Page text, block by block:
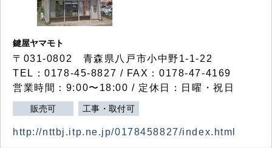
鍵屋ヤマモト
〒031-0802 青森県八戸市小中野1-1-22
TEL：0178-45-8827 / FAX：0178-47-4169
営業時間：9:00〜18:00 / 定休日：日曜・祝日
販売可 工事・取付可
http://nttbj.itp.ne.jp/0178458827/index.html